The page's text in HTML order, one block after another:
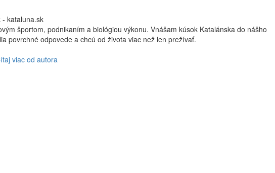
- kataluna.sk
športom, podnikaním a biológiou výkonu. Vnášam kúsok Katalánska do nášho
povrchné odpovede a chcú od života viac než len prežívať.
viac od autora